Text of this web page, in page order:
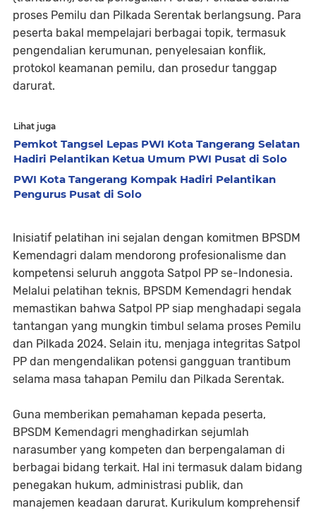
proses Pemilu dan Pilkada Serentak berlangsung. Para
peserta bakal mempelajari berbagai topik, termasuk
pengendalian kerumunan, penyelesaian konflik,
protokol keamanan pemilu, dan prosedur tanggap
darurat.
Lihat juga
Pemkot Tangsel Lepas PWI Kota Tangerang Selatan
Hadiri Pelantikan Ketua Umum PWI Pusat di Solo
PWI Kota Tangerang Kompak Hadiri Pelantikan
Pengurus Pusat di Solo
Inisiatif pelatihan ini sejalan dengan komitmen BPSDM
Kemendagri dalam mendorong profesionalisme dan
kompetensi seluruh anggota Satpol PP se-Indonesia.
Melalui pelatihan teknis, BPSDM Kemendagri hendak
memastikan bahwa Satpol PP siap menghadapi segala
tantangan yang mungkin timbul selama proses Pemilu
dan Pilkada 2024. Selain itu, menjaga integritas Satpol
PP dan mengendalikan potensi gangguan trantibum
selama masa tahapan Pemilu dan Pilkada Serentak.
Guna memberikan pemahaman kepada peserta,
BPSDM Kemendagri menghadirkan sejumlah
narasumber yang kompeten dan berpengalaman di
berbagai bidang terkait. Hal ini termasuk dalam bidang
penegakan hukum, administrasi publik, dan
manajemen keadaan darurat. Kurikulum komprehensif